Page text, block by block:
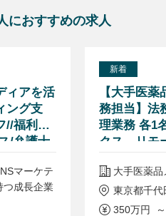
におすすめの求人
ィアを活
ング支
//福利厚
/弁護士
マーケテ
つ成長企業
新着
【大手医
務担当】法
理業務 各1
クス、リモ
メーカー
大手医薬品
東京都千代
350万円